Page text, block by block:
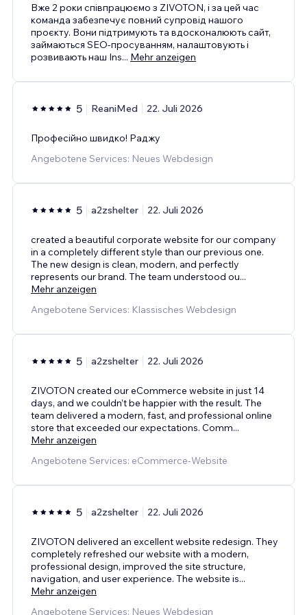
Вже 2 роки співпрацюємо з ZIVOTON, і за цей час
команда забезпечує повний супровід нашого
проєкту. Вони підтримують та вдосконалюють сайт,
займаються SEO-просуванням, налаштовують і
розвивають наш Ins... Mehr anzeigen
5 ReaniMed 22. Juli 2026
Професійно швидко! Раджу
Angebotene Services: Neues Webdesign
5 a2zshelter 22. Juli 2026
created a beautiful corporate website for our company
in a completely different style than our previous one.
The new design is clean, modern, and perfectly
represents our brand. The team understood ou...
Mehr anzeigen
Angebotene Services: Klassisches Webdesign
5 a2zshelter 22. Juli 2026
ZIVOTON created our eCommerce website in just 14
days, and we couldn’t be happier with the result. The
team delivered a modern, fast, and professional online
store that exceeded our expectations. Comm...
Mehr anzeigen
Angebotene Services: eCommerce-Website
5 a2zshelter 22. Juli 2026
ZIVOTON delivered an excellent website redesign. They
completely refreshed our website with a modern,
professional design, improved the site structure,
navigation, and user experience. The website is...
Mehr anzeigen
Angebotene Services: Neues Webdesign